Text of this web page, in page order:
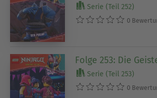
Serie (Teil 252)
0
Folge 253: Die
Serie (Teil 253)
0